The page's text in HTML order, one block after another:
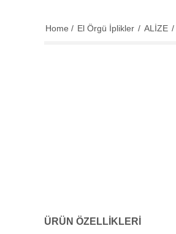
Home / El Örgü İplikler / ALİZE /
ÜRÜN ÖZELLİKLERİ